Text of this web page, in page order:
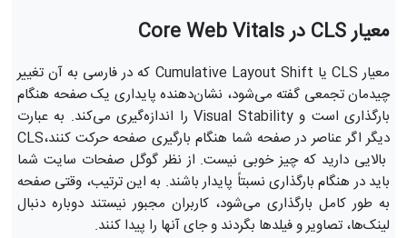
معیار CLS در Core Web Vitals
معیار CLS یا Cumulative Layout Shift که در فارسی به آن تغییر
چیدمان تجمعی گفته می‌شود، نشان‌دهنده پایداری یک صفحه هنگام
بارگذاری است و Visual Stability را اندازه‌گیری می‌کند. به عبارت
دیگر اگر عناصر در صفحه شما هنگام بارگیری صفحه حرکت کنند،CLS
بالایی دارید که چیز خوبی نیست. از نظر گوگل صفحات سایت شما
باید در هنگام بارگذاری نسبتاً پایدار باشند. به این ترتیب، وقتی صفحه
به طور کامل بارگذاری می‌شود، کاربران مجبور نیستند دوباره دنبال
لینک‌ها، تصاویر و فیلدها بگردند و جای آنها را پیدا کنند.